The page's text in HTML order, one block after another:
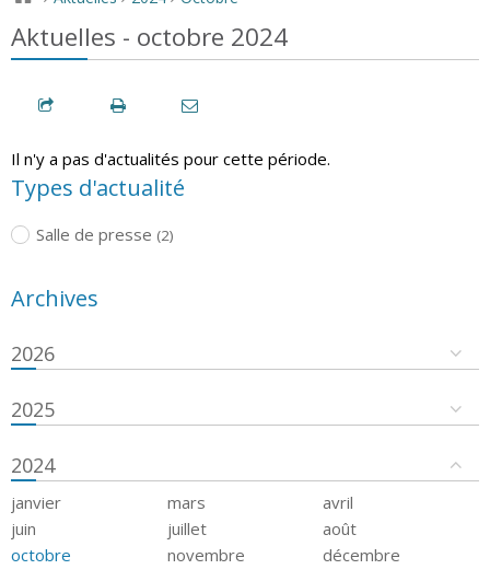
Aktuelles - octobre 2024
Il n'y a pas d'actualités pour cette période.
Types d'actualité
Salle de presse (2)
Archives
2026
2025
2024
janvier mars
avril
juin
juillet
août
octobre
novembre décembre